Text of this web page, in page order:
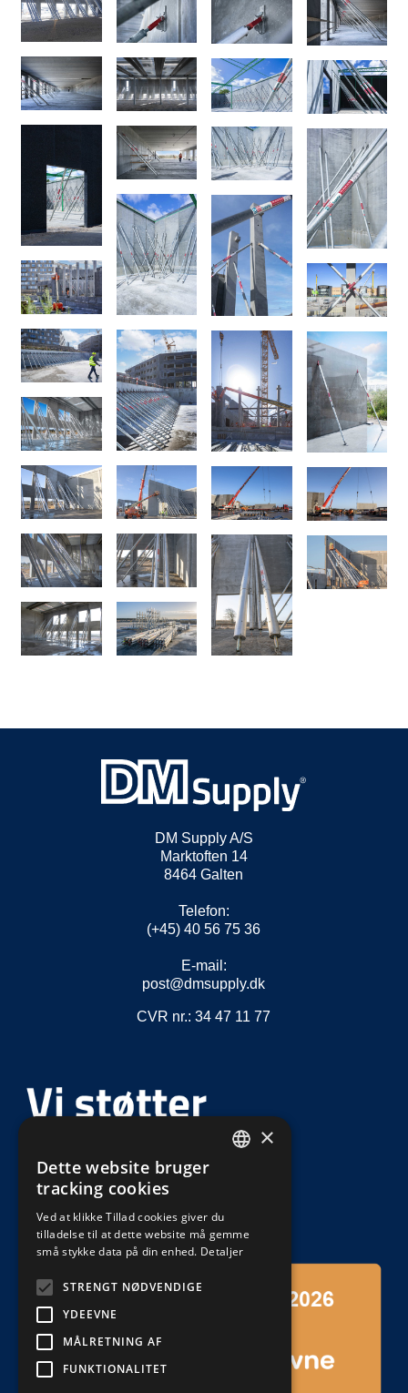
DM Supply A/S
Marktoften 14
8464 Galten
Telefon:
(+45) 40 56 75 36
E-mail:
post@dmsupply.dk
CVR nr.: 34 47 11 77
DEFAULT LANGUAGE
×
Dette website bruger
tracking cookies
Ved at klikke Tillad cookies giver du
tilladelse til at dette website må gemme
små stykke data på din enhed. Detaljer
STRENGT NØDVENDIGE
YDEEVNE
MÅLRETNING AF
FUNKTIONALITET